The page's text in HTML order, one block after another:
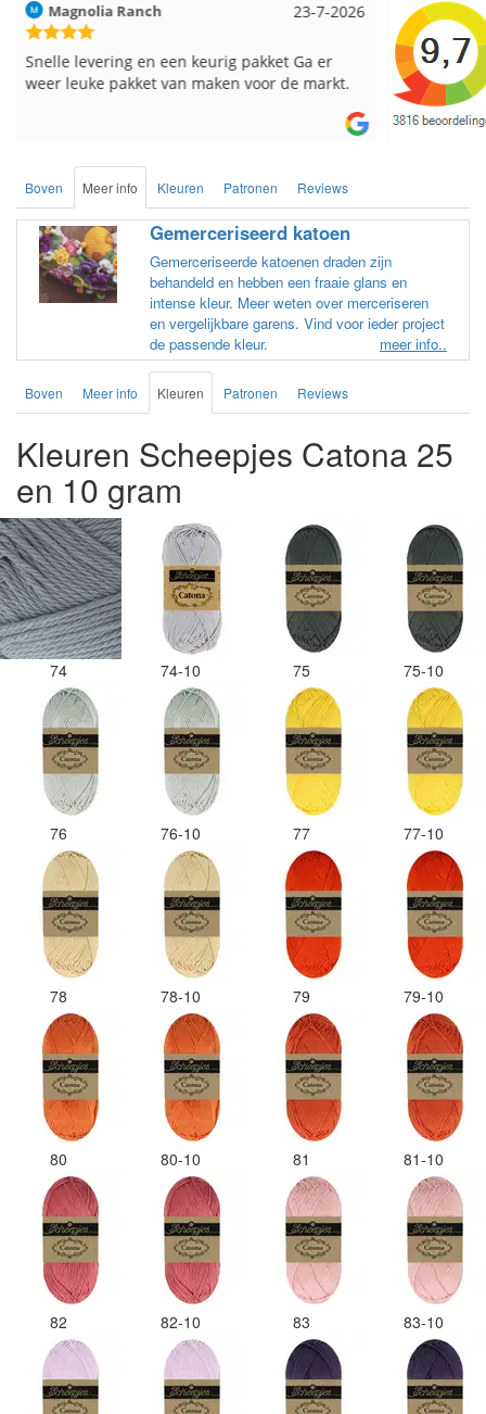
17-7-2026
Hilde uit Loyers
Reeds meerdere keren breigaren en
breinaalden besteld, altijd heel tevreden over
Loes uit
Snelle
Boven Meer info Kleuren Patronen Reviews
Gemerceriseerd katoen
Gemerceriseerde katoenen draden zijn
behandeld en hebben een fraaie glans en
intense kleur. Meer weten over merceriseren
en vergelijkbare garens. Vind voor ieder project
de passende kleur.
meer info..
Boven Meer info Kleuren Patronen Reviews
Kleuren Scheepjes Catona 25
en 10 gram
74 74-10 75 75-10
76 76-10 77 77-10
78 78-10 79 79-10
80 80-10 81 81-10
82 82-10 83 83-10